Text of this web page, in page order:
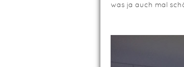
was ja auch mal